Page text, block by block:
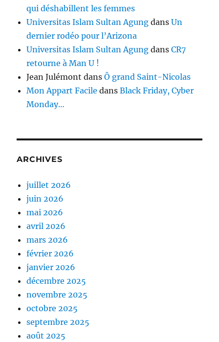
qui déshabillent les femmes
Universitas Islam Sultan Agung dansUn
dernier rodéo pour l’Arizona
Universitas Islam Sultan Agung dansCR7
retourne à Man U !
Jean Julémont dansÔ grand Saint-Nicolas
Mon Appart Facile dansBlack Friday, Cyber
Monday…
ARCHIVES
juillet 2026
juin 2026
mai 2026
avril 2026
mars 2026
février 2026
janvier 2026
décembre 2025
novembre 2025
octobre 2025
septembre 2025
août 2025